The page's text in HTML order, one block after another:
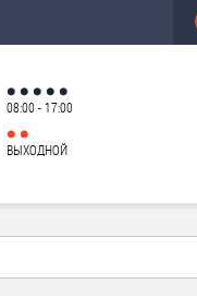
08:00 - 17:00
ВЫХОДНОЙ